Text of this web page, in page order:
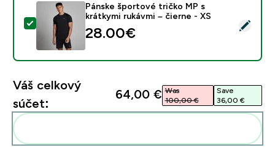
Vybrať tento produkt - Pánske športové tričko MP s
Pánske športové tričko MP s
krátkymi rukávmi – čierne - XS
28.00€‎
Váš celkový
súčet:
64,00 €‎ Was
100,00 €‎
Save
36,00 €‎